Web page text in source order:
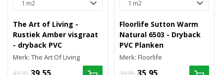
The Art of Living -
Rustiek Amber visgraat
- dryback PVC
Merk: The Art Of Living
43,95
Floorlife Sutton Warm
Natural 6503 - Dryback
PVC Planken
Merk: Floorlife
39,95